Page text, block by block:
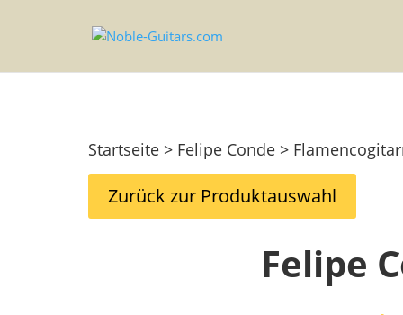
Startseite > Felipe Conde >
Zurück zur Produktauswahl
Felipe